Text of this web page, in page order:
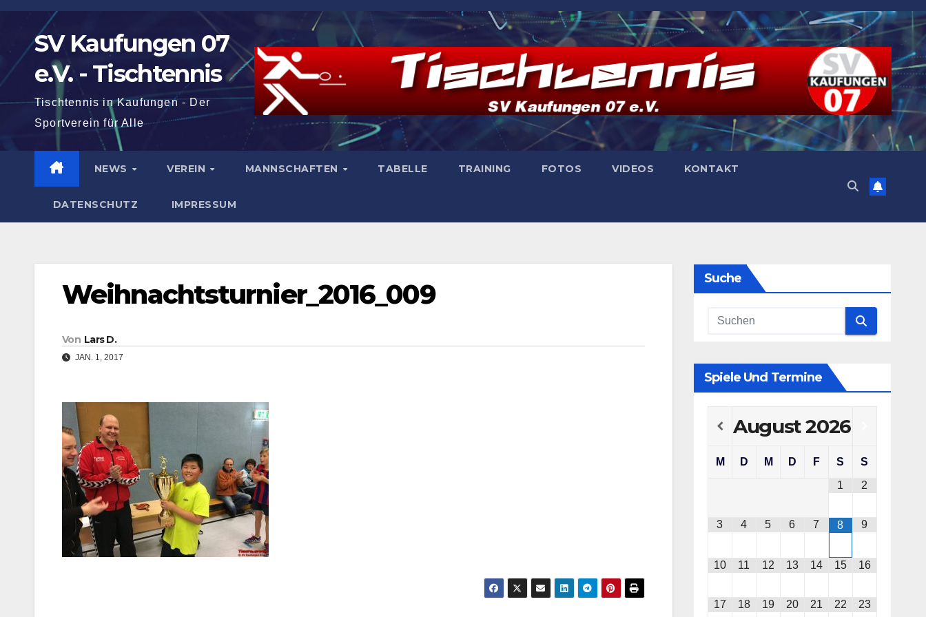
Zum
springenSV Kaufungen 07
e.V. - Tischtennis
Tischtennis in Kaufungen - Der
Sportverein für Alle
NEWS VEREIN MANNSCHAFTEN TABELLE TRAINING FOTOS VIDEOS KONTAKT
DATENSCHUTZ IMPRESSUM
Weihnachtsturnier_2016_009
Von Lars D.
JAN. 1, 2017
Suche
Spiele Und Termine
August2026
M D M D F S
S
1
2
3 4 5 6 7 8 9
10 11 12 13 14 15 16
17 18 19 20 21 22 23